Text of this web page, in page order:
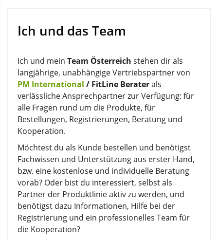
Ich und das Team
Ich und mein Team Österreich stehen dir als
langjährige, unabhängige Vertriebspartner von
PM International / FitLine Beraterals
verlässliche Ansprechpartner zur Verfügung: für
alle Fragen rund um die Produkte, für
Bestellungen, Registrierungen, Beratung und
Kooperation.
Möchtest du als Kunde bestellen und benötigst
Fachwissen und Unterstützung aus erster Hand,
bzw. eine kostenlose und individuelle Beratung
vorab? Oder bist du interessiert, selbst als
Partner der Produktlinie aktiv zu werden, und
benötigst dazu Informationen, Hilfe bei der
Registrierung und ein professionelles Team für
die Kooperation?